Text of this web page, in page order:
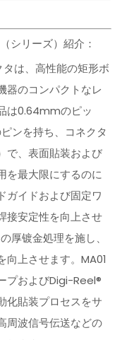
シリーズ）紹介：
は、高性能の矩形ボ
器のコンパクトなレ
は0.64mmのピッ
ンを持ち、コネクタ
で、表面貼装および
を最大限にするのに
ガイドおよび固定ワ
接安定性を向上させ
厚镀金処理を施し、
向上させます。MA01
プおよびDigi-Reel®
化貼装プロセスをサ
周波信号伝送などの